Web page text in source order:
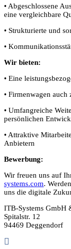
• Abgeschlossene
eine vergleichbare
• Strukturierte und
•
Wir bieten:
• Eine
• Firmenwagen
• Umfangreiche
persönlichen
• Attraktive
Anbietern
Bewerbung:
Wir freuen uns auf
systems.com.
uns die digitale
ITB-Systems GmbH
Spitalstr. 12
94469 Deggendorf